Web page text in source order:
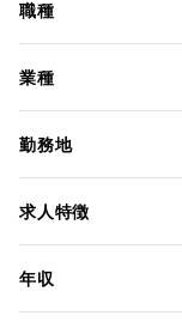
職種
業種
勤務地
求人特徴
年収